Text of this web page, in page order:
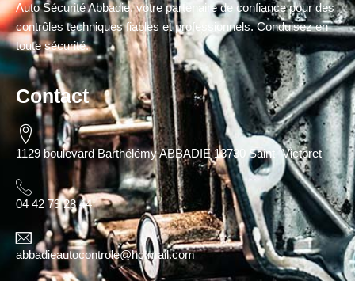
Auto Sécurité Abbadie, votre partenaire de confiance pour des
contrôles techniques fiables et professionnels. Conduisez en
toute sécurité.
Contact
1129 boulevard Barthélémy ABBADIE 13730 Saint- Victoret
04 42 79 28 44
abbadieautocontrole@hotmail.com